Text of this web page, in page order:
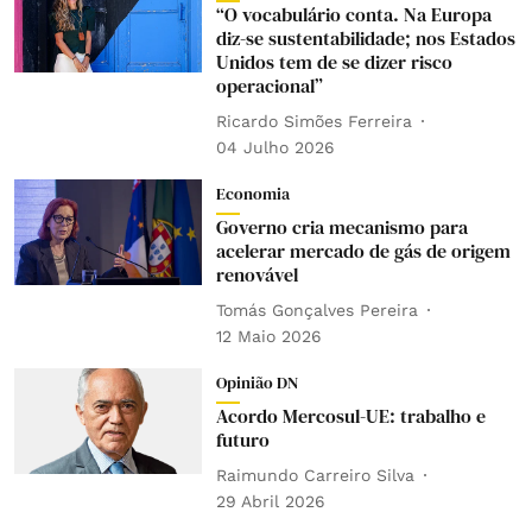
“O vocabulário conta. Na Europa
diz-se sustentabilidade; nos Estados
Unidos tem de se dizer risco
operacional”
Ricardo Simões Ferreira
04 Julho 2026
Economia
Governo cria mecanismo para
acelerar mercado de gás de origem
renovável
Tomás Gonçalves Pereira
12 Maio 2026
Opinião DN
Acordo Mercosul-UE: trabalho e
futuro
Raimundo Carreiro Silva
29 Abril 2026